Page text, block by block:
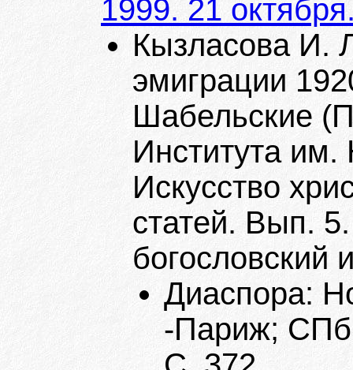
1999. 21
Кызласова И.
эмиграции
Шабельские
Института
Искусство
статей. Вып.
богословский
Диаспора:
-Париж;